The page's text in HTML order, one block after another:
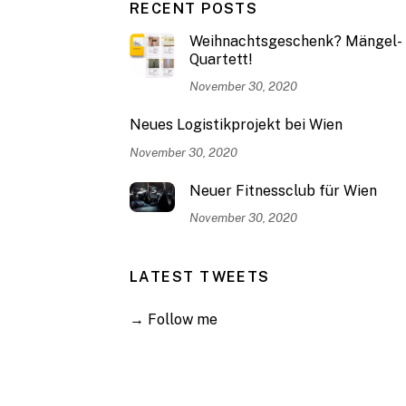
RECENT POSTS
Weihnachtsgeschenk? Mängel-
Quartett!
November 30, 2020
Neues Logistikprojekt bei Wien
November 30, 2020
Neuer Fitnessclub für Wien
November 30, 2020
LATEST TWEETS
→ Follow me